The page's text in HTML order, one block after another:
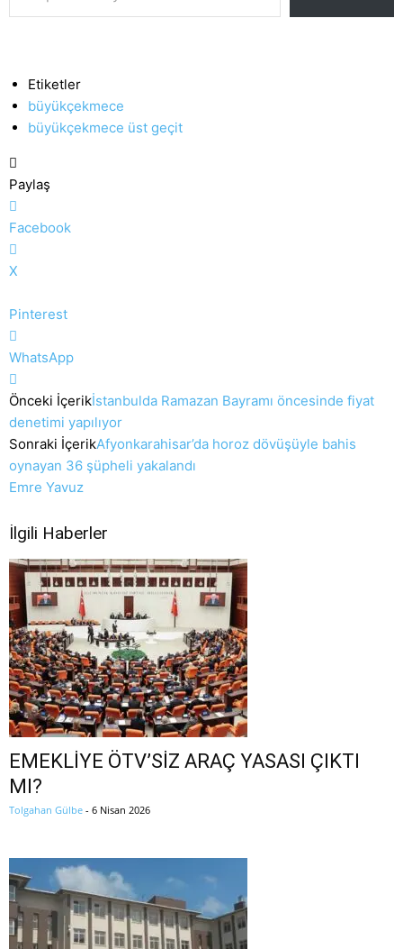
Etiketler
büyükçekmece
büyükçekmece üst geçit
Paylaş
Facebook
X
Pinterest
WhatsApp
Önceki İçerikİstanbulda Ramazan Bayramı öncesinde fiyat
denetimi yapılıyor
Sonraki İçerikAfyonkarahisar’da horoz dövüşüyle bahis
oynayan 36 şüpheli yakalandı
Emre Yavuz
İlgili Haberler
EMEKLİYE ÖTV’SİZ ARAÇ YASASI ÇIKTI
MI?
Tolgahan Gülbe - 6 Nisan 2026